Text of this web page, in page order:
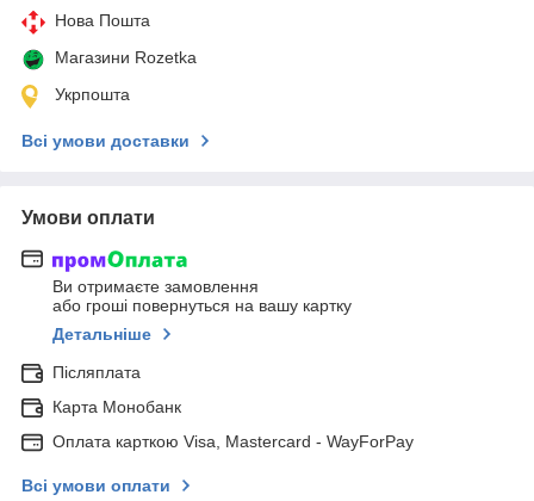
Нова Пошта
Магазини Rozetka
Укрпошта
Всі умови доставки
Умови оплати
Ви отримаєте замовлення
або гроші повернуться на вашу картку
Детальніше
Післяплата
Карта Монобанк
Оплата карткою Visa, Mastercard - WayForPay
Всі умови оплати